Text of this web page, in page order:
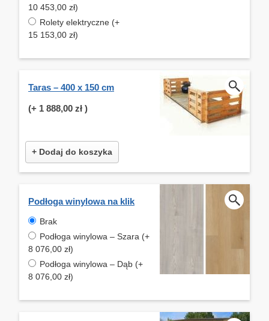
10 453,00 zł)
Rolety elektryczne (+
15 153,00 zł)
Taras – 400 x 150 cm
(+ 1 888,00 zł )
+ Dodaj do koszyka
Podłoga winylowa na klik
Brak
Podłoga winylowa – Szara (+
8 076,00 zł)
Podłoga winylowa – Dąb (+
8 076,00 zł)